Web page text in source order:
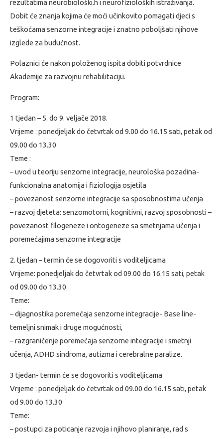
rezultatima neurobiološki.h i neurofizioloških istraživanja.
Dobit će znanja kojima će moći učinkovito pomagati djeci s
teškoćama senzorne integracije i znatno poboljšati njihove
izglede za budućnost.
Polaznici će nakon položenog ispita dobiti potvrdnice
Akademije za razvojnu rehabilitaciju.
Program:
1 tjedan – 5. do 9. veljače 2018.
Vrijeme : ponedjeljak do četvrtak od 9.00 do 16.15 sati, petak od
09.00 do 13.30
Teme :
– uvod u teoriju senzorne integracije, neurološka pozadina-
funkcionalna anatomija i fiziologija osjetila
– povezanost senzorne integracije sa sposobnostima učenja
– razvoj djeteta: senzomotorni, kognitivni, razvoj sposobnosti –
povezanost filogeneze i ontogeneze sa smetnjama učenja i
poremećajima senzorne integracije
2. tjedan – termin će se dogovoriti s voditeljicama
Vrijeme: ponedjeljak do četvrtak od 09.00 do 16.15 sati, petak
od 09.00 do 13.30
Teme:
– dijagnostika poremećaja senzorne integracije- Base line-
temeljni snimak i druge mogućnosti,
– razgraničenje poremećaja senzorne integracije i smetnji
učenja, ADHD sindroma, autizma i cerebralne paralize.
3 tjedan- termin će se dogovoriti s voditeljicama
Vrijeme : ponedjeljak do četvrtak od 09.00 do 16.15 sati, petak
od 9.00 do 13.30
Teme:
– postupci za poticanje razvoja i njihovo planiranje, rad s